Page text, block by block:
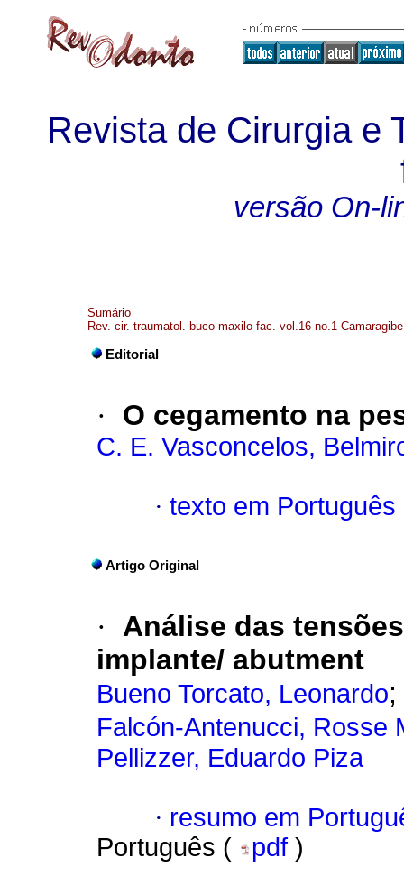
Revista de Cirurgia e
versão On-
Sumário
Rev. cir. traumatol. buco-maxilo-fac. vol.16 no.1
Editorial
· O cegamento na
C. E. Vasconcelos,
· texto em Português
Artigo Original
·
Análise das
implante/ abutment
Bueno Torcato, Leonardo;
Falcón-Antenucci, Rosse
Pellizzer, Eduardo Piza
· resumo em
Português (
pdf )